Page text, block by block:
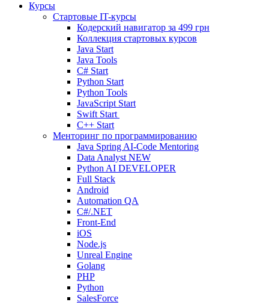
Курсы
Стартовые IT-курсы
Кодерский навигатор за 499 грн
Коллекция стартовых курсов
Java Start
Java Tools
C# Start
Python Start
Python Tools
JavaScript Start
Swift Start
C++ Start
Менторинг по программированию
Java Spring AI-Code Mentoring
Data Analyst NEW
Python AI DEVELOPER
Full Stack
Android
Automation QA
C#/.NET
Front-End
iOS
Node.js
Unreal Engine
Golang
PHP
Python
SalesForce